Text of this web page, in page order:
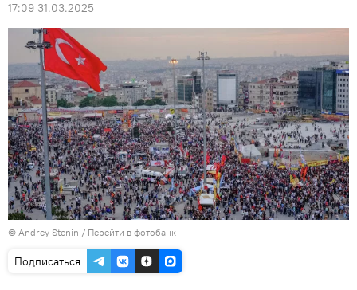
17:09 31.03.2025
© Andrey Stenin / Перейти в фотобанк
Подписаться